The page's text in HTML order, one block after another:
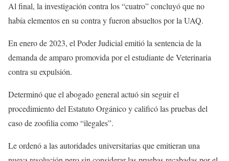
Al final, la investigación contra los “cuatro” concluyó que no
había elementos en su contra y fueron absueltos por la UAQ.
En enero de 2023, el Poder Judicial emitió la sentencia de la
demanda de amparo promovida por el estudiante de Veterinaria
contra su expulsión.
Determinó que el abogado general actuó sin seguir el
procedimiento del Estatuto Orgánico y calificó las pruebas del
caso de zoofilia como “ilegales”.
Le ordenó a las autoridades universitarias que emitieran una